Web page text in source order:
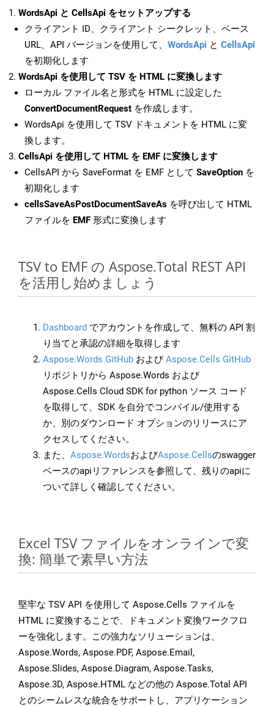
WordsApi と CellsApi をセットアップする
クライアント ID、クライアント シークレット、ベース
URL、API バージョンを使用して、 WordsApi と CellsApi
を初期化します
WordsApi を使用して TSV を HTML に変換します
ローカル ファイル名と形式を HTML に設定した
ConvertDocumentRequest を作成します。
WordsApi を使用して TSV ドキュメントを HTML に変
換します。
CellsApi を使用して HTML を EMF に変換します
CellsAPI から SaveFormat を EMF として SaveOption を
初期化します
cellsSaveAsPostDocumentSaveAs を呼び出して HTML
ファイルを EMF 形式に変換します
TSV to EMF の Aspose.Total REST API
を活用し始めましょう
Dashboard でアカウントを作成して、無料の API 割
り当てと承認の詳細を取得します
Aspose.Words GitHub およびAspose.Cells GitHub
リポジトリから Aspose.Words および
Aspose.Cells Cloud SDK for python ソース コード
を取得して、SDK を自分でコンパイル/使用する
か、別のダウンロード オプションのリリースにア
クセスしてください。
また、 Aspose.WordsおよびAspose.Cellsのswagger
ベースのapiリファレンスを参照して、残りのapiに
ついて詳しく確認してください。
Excel TSV ファイルをオンラインで変
換: 簡単で素早い方法
堅牢な TSV API を使用して Aspose.Cells ファイルを
HTML に変換することで、ドキュメント変換ワークフロ
ーを強化します。この強力なソリューションは、
Aspose.Words, Aspose.PDF, Aspose.Email,
Aspose.Slides, Aspose.Diagram, Aspose.Tasks,
Aspose.3D, Aspose.HTML などの他の Aspose.Total API
とのシームレスな統合をサポートし、アプリケーション